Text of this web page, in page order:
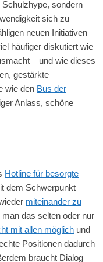
sondern
sich zu
neuen Initiativen
häufiger diskutiert wie
– und wie dieses
gestärkte
wie den Bus der
Anlass, schöne
Hotline für besorgte
dem Schwerpunkt
miteinander zu
das selten oder nur
mit allen möglich und
Positionen dadurch
braucht Dialog